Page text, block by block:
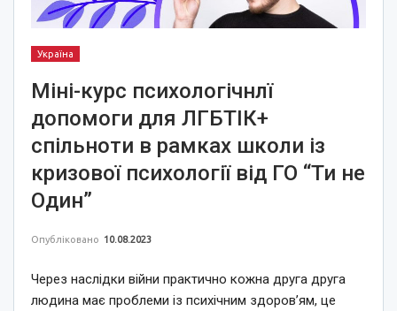
Україна
Міні-курс психологічнлї
допомоги для ЛГБТІК+
спільноти в рамках школи із
кризової психології від ГО “Ти не
Один”
Опубліковано 10.08.2023
Через наслідки війни практично кожна друга друга
людина має проблеми із психічним здоров’ям, це